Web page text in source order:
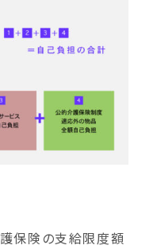
保険の支給限度額